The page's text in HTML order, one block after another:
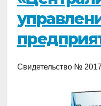
Свидетельство №